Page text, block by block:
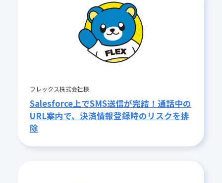
フレックス株式会社様
Salesforce上でSMS送信が完結！通話中の
URL案内で、決済情報登録時のリスクを排
除